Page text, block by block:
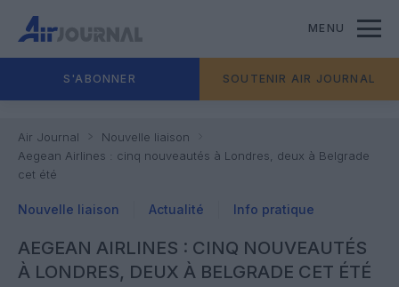
MENU
S'ABONNER SOUTENIR AIR JOURNAL
Air Journal
Nouvelle liaison
Aegean Airlines : cinq nouveautés à Londres, deux à Belgrade
cet été
Nouvelle liaison Actualité Info pratique
AEGEAN AIRLINES : CINQ NOUVEAUTÉS
À LONDRES, DEUX À BELGRADE CET ÉTÉ